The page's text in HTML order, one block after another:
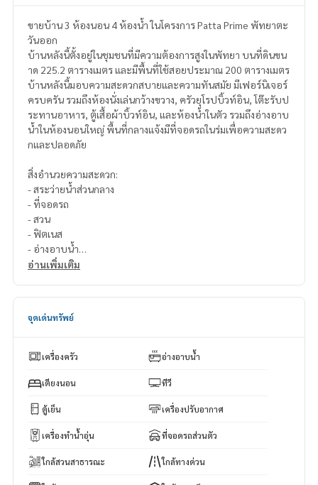
ขายบ้าน 3 ห้องนอน 4 ห้องน้ำ ในโครงการ Patta Prime พัทยาตะ
วันออก
บ้านหลังนี้ตั้งอยู่ในชุมชนที่มีความต้องการสูงในพัทยา บนที่ดินขน
าด 225.2 ตารางเมตร และมีพื้นที่ใช้สอยประมาณ 200 ตารางเมตร
บ้านหลังนี้มอบความสะดวกสบายและความทันสมัย มีเฟอร์นิเจอร์
ครบครัน รวมถึงห้องนั่งเล่นกว้างขวาง, ครัวยุโรปบิ้วท์อิน, โต๊ะรับป
ระทานอาหาร, ตู้เสื้อผ้าบิ้วท์อิน, และห้องน้ำในตัว รวมถึงอ่างอาบ
น้ำในห้องนอนใหญ่ พื้นที่กลางแจ้งมีที่จอดรถในร่มเพื่อความสะดว
กและปลอดภัย
สิ่งอำนวยความสะดวก:
- สระว่ายน้ำส่วนกลาง
- ที่จอดรถ
- สวน
- ฟิตเนส
- อ่างอาบน้ำ
- คลับเฮาส์
ะดวกสบาย และการเข้าถึงที่ง่าย ตั้งอยู่ใกล้กับทางหลวงหมายเลข 7
มฉบัง, ระยอง และพื้นที่อุตสาหกรรมใกล้เคียงเป็นเรื่องง่าย ใช้เวลา
อมาตย์ นอกจากนี้ยังเป็นทำเลที่เหมาะสำหรับครอบครัว โดยมีโรงเ
บแหล่งช้อปปิ้งและร้านอาหารมากมาย เช่น Seven, Terminal 21
และร้านกาแฟรอบๆ อ่างมาบประชัน สำหรับผู้ที่รักการเล่นกอล์ฟ
และกิจกรรมกลางแจ้ง สนามกอล์ฟ Siam Country Club และอ่างม
าบประชันที่มีทัศนียภาพสวยงามก็อยู่ใกล้เคียง นอกจากนี้ โรงพยา
บาลชั้นนำอย่างโรงพยาบาลกรุงเทพพัทยาและโรงพยาบาลพัทยา
อ่านเพิ่มเติม
จุดเด่นทรัพย์
เครื่องครัว อ่างอาบน้ำ
เตียงนอน ทีวี
ตู้เย็น เครื่องปรับอากาศ
เครื่องทำน้ำอุ่น ที่จอดรถส่วนตัว
ใกล้สวนสาธารณะ ใกล้ทางด่วน